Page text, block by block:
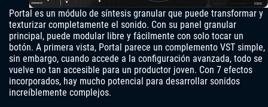
Portal es un módulo de síntesis granular que puede transformar y
texturizar completamente el sonido. Con su panel granular
principal, puede modular libre y fácilmente con solo tocar un
botón. A primera vista, Portal parece un complemento VST simple,
sin embargo, cuando accede a la configuración avanzada, todo se
vuelve no tan accesible para un productor joven. Con 7 efectos
incorporados, hay mucho potencial para desarrollar sonidos
increíblemente complejos.